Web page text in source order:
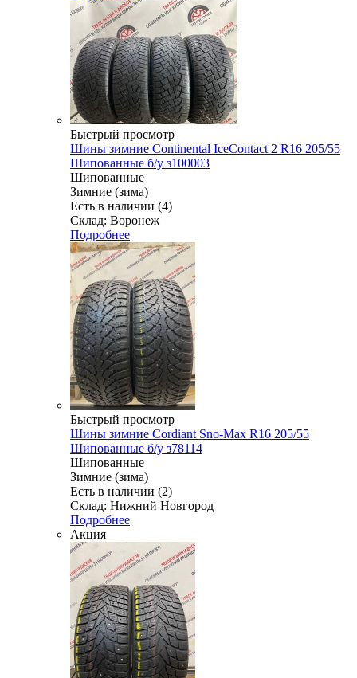
Быстрый просмотр
Шины зимние Continental IceContact 2 R16 205/55
Шипованные б/у з100003
Шипованные
Зимние (зима)
Есть в наличии (4)
Склад: Воронеж
Подробнее
Быстрый просмотр
Шины зимние Cordiant Sno-Max R16 205/55
Шипованные б/у з78114
Шипованные
Зимние (зима)
Есть в наличии (2)
Склад: Нижний Новгород
Подробнее
Акция